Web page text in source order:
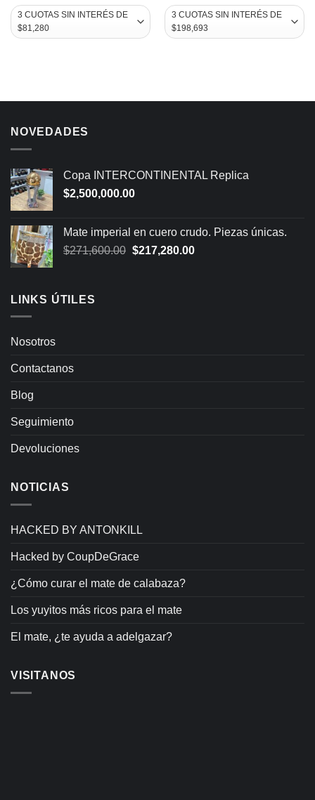
NOVEDADES
Copa INTERCONTINENTAL Replica
$2,500,000.00
Mate imperial en cuero crudo. Piezas únicas.
$271,600.00 Original
$217,280.00Current
LINKS ÚTILES
Nosotros
Contactanos
Blog
Seguimiento
Devoluciones
NOTICIAS
HACKED BY ANTONKILL
Hacked by CoupDeGrace
¿Cómo curar el mate de calabaza?
Los yuyitos más ricos para el mate
El mate, ¿te ayuda a adelgazar?
VISITANOS